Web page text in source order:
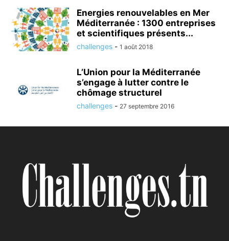
Energies renouvelables en Mer
Méditerranée : 1300 entreprises
et scientifiques présents...
challenges - 1 août 2018
L’Union pour la Méditerranée
s’engage à lutter contre le
chômage structurel
challenges - 27 septembre 2016